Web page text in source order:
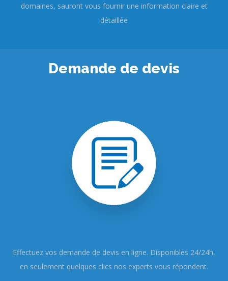
domaines, sauront vous fournir une information claire et
détaillée
Demande de devis
Effectuez vos demande de devis en ligne. Disponibles 24/24h,
en seulement quelques clics nos experts vous répondent.